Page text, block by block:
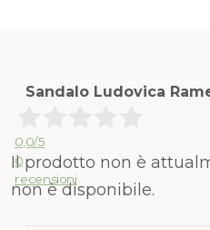
Sandalo Ludovica
0,0/5
0
recensioni
Il prodotto non è
non è disponibile.